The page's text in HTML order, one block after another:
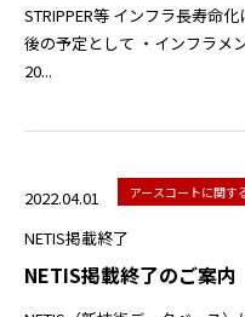
STRIPPER等 インフラ長寿命
後の予定として ・インフラメ
20...
2022.04.01 アースコートに関す
NETIS掲載終了
NETIS掲載終了のご案内